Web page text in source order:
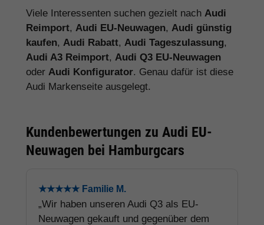
Viele Interessenten suchen gezielt nach Audi
Reimport, Audi EU-Neuwagen, Audi günstig
kaufen, Audi Rabatt, Audi Tageszulassung,
Audi A3 Reimport, Audi Q3 EU-Neuwagen
oder Audi Konfigurator. Genau dafür ist diese
Audi Markenseite ausgelegt.
Kundenbewertungen zu Audi EU-
Neuwagen bei Hamburgcars
★★★★★ Familie M.
„Wir haben unseren Audi Q3 als EU-
Neuwagen gekauft und gegenüber dem